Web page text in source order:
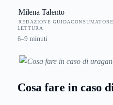
e come comportarsi per
quella delle persone che ci
Milena Talento
REDAZIONE GUIDACONSUMATORE
LETTURA
6–9 minuti
Cosa fare in caso